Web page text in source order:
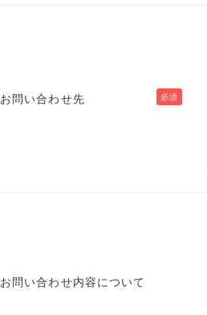
お問い合わせ先 必須
お問い合わせ内容について